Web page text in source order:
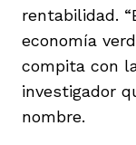
rentabilidad.
economía
compita con
investigador
nombre.